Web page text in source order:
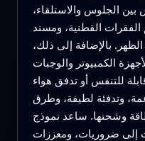
بين الجلوس والاستلقاء،
القطنية، ومسند
الظهر. بالإضافة إلى ذلك،
الكمبيوتر والوجبات
للتنفس أو تدفق هواء
وتدفئة لطيفة، وطرق
وشحنها. ساعد نموذج
إلى ضروريات، ومعززات